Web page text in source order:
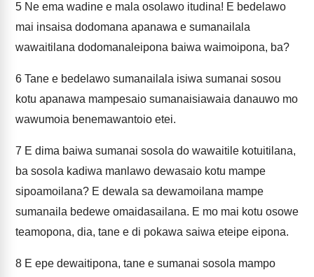
5 Ne ema wadine e mala osolawo itudina! E bedelawo
mai insaisa dodomana apanawa e sumanailala
wawaitilana dodomanaleipona baiwa waimoipona, ba?
6 Tane e bedelawo sumanailala isiwa sumanai sosou
kotu apanawa mampesaio sumanaisiawaia danauwo mo
wawumoia benemawantoio etei.
7 E dima baiwa sumanai sosola do wawaitile kotuitilana,
ba sosola kadiwa manlawo dewasaio kotu mampe
sipoamoilana? E dewala sa dewamoilana mampe
sumanaila bedewe omaidasailana. E mo mai kotu osowe
teamopona, dia, tane e di pokawa saiwa eteipe eipona.
8 E epe dewaitipona, tane e sumanai sosola mampo